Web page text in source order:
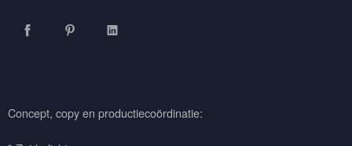
Concept, copy en productiecoördinatie: